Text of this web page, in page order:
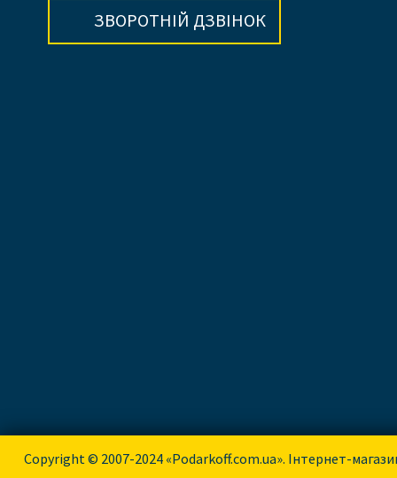
ЗВОРОТНІЙ ДЗВІНОК
Copyright © 2007-2024 «Podarkoff.com.ua». Інтернет-